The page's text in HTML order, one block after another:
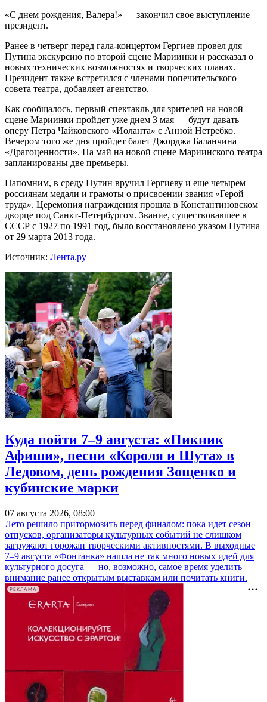
«С днем рождения, Валера!» — закончил свое выступление
президент.
Ранее в четверг перед гала-концертом Гергиев провел для
Путина экскурсию по второй сцене Мариинки и рассказал о
новых технических возможностях и творческих планах.
Президент также встретился с членами попечительского
совета театра, добавляет агентство.
Как сообщалось, первый спектакль для зрителей на новой
сцене Мариинки пройдет уже днем 3 мая — будут давать
оперу Петра Чайковского «Иоланта» с Анной Нетребко.
Вечером того же дня пройдет балет Джорджа Баланчина
«Драгоценности». На май на новой сцене Мариинского театра
запланированы две премьеры.
Напомним, в среду Путин вручил Гергиеву и еще четырем
россиянам медали и грамоты о присвоении звания «Герой
труда». Церемония награждения прошла в Константиновском
дворце под Санкт-Петербургом. Звание, существовавшее в
СССР с 1927 по 1991 год, было восстановлено указом Путина
от 29 марта 2013 года.
Источник: Лента.ру
Куда пойти 7–9 августа: «Пикник
Афиши», песни «Короля и Шута» в
Ледовом, день рождения Зощенко и
кубинские марки
07 августа 2026, 08:00
Лето решило притормозить перед финалом: пока идет сезон
отпусков, организаторы культурных событий не слишком
загружают горожан творческими активностями. В выходные
7–9 августа «Фонтанка» нашла не так много новых идей для
культурного досуга — но, возможно, самое время уделить
внимание ранее открытым выставкам или почитать книги.
РЕКЛАМА